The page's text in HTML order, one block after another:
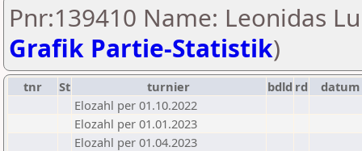
Pnr:139410 Name: Leonidas
Grafik Partie-Statistik)
tnr St turnier bdld rd
datum
Elozahl per 01.10.2022
Elozahl per 01.01.2023
Elozahl per 01.04.2023